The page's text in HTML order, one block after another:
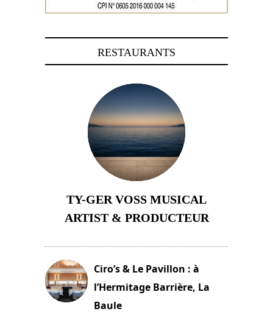
RESTAURANTS
TY-GER VOSS MUSICAL
ARTIST & PRODUCTEUR
Ciro’s & Le Pavillon : à
l’Hermitage Barrière, La
Baule